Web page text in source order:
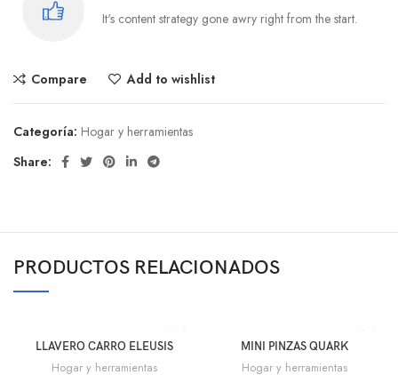
It's content strategy gone awry right from the start.
Compare Add to wishlist
Categoría: Hogar y herramientas
Share:
PRODUCTOS RELACIONADOS
LLAVERO CARRO ELEUSIS
Hogar y herramientas
MINI PINZAS QUARK
Hogar y herramientas